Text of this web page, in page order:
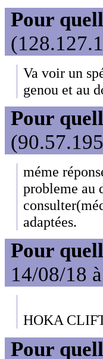
Pour
Va voir un
genou et au
Pour
méme
probleme au
adaptées.
Pour
14/08/18
HOKA
Pour